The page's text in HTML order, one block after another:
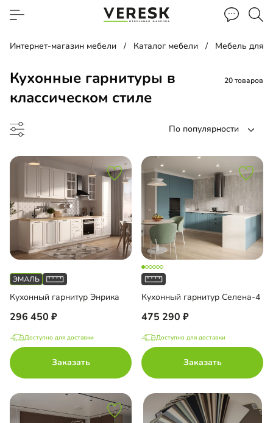
Интернет-магазин мебели Каталог мебели Мебель для
Кухонные гарнитуры в
классическом стиле
20 товаров
По популярности
до
до
пленкой ПВХ
Кухонный гарнитур Энрика
296 450
Доступно для доставки
Заказать
Кухонный гарнитур Селена-4
475 290
Доступно для доставки
Заказать